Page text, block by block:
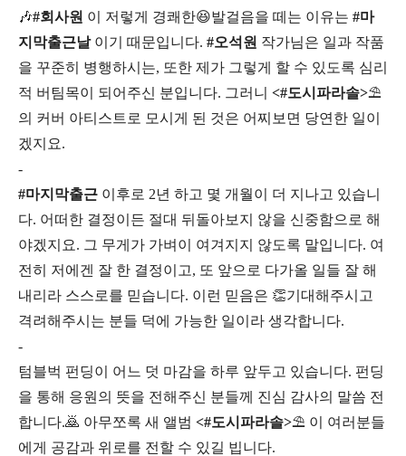
🎶#회사원 이 저렇게 경쾌한😆발걸음을 떼는 이유는 #마
지막출근날이기 때문입니다. #오석원 작가님은 일과 작품
을 꾸준히 병행하시는, 또한 제가 그렇게 할 수 있도록 심리
적 버팀목이 되어주신 분입니다. 그러니 <#도시파라솔>⛱
의 커버 아티스트로 모시게 된 것은 어찌보면 당연한 일이
겠지요.
-
#마지막출근 이후로 2년 하고 몇 개월이 더 지나고 있습니
다. 어떠한 결정이든 절대 뒤돌아보지 않을 신중함으로 해
야겠지요. 그 무게가 가벼이 여겨지지 않도록 말입니다. 여
전히 저에겐 잘 한 결정이고, 또 앞으로 다가올 일들 잘 해
내리라 스스로를 믿습니다. 이런 믿음은 👏기대해주시고
격려해주시는 분들 덕에 가능한 일이라 생각합니다.
-
텀블벅 펀딩이 어느 덧 마감을 하루 앞두고 있습니다. 펀딩
을 통해 응원의 뜻을 전해주신 분들께 진심 감사의 말씀 전
합니다.🙇 아무쪼록 새 앨범 <#도시파라솔>⛱ 이 여러분들
에게 공감과 위로를 전할 수 있길 빕니다.